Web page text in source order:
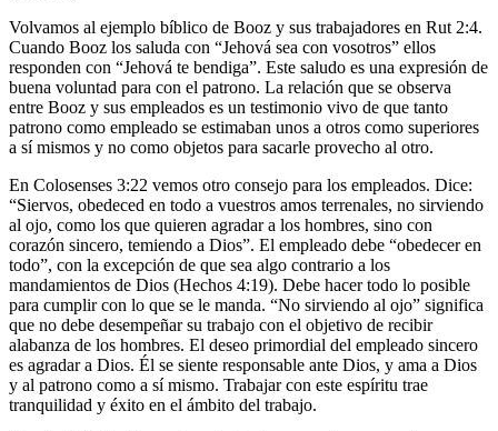
Volvamos al ejemplo bíblico de Booz y sus trabajadores en Rut 2:4.
Cuando Booz los saluda con “Jehová sea con vosotros” ellos
responden con “Jehová te bendiga”. Este saludo es una expresión de
buena voluntad para con el patrono. La relación que se observa
entre Booz y sus empleados es un testimonio vivo de que tanto
patrono como empleado se estimaban unos a otros como superiores
a sí mismos y no como objetos para sacarle provecho al otro.
En Colosenses 3:22 vemos otro consejo para los empleados. Dice:
“Siervos, obedeced en todo a vuestros amos terrenales, no sirviendo
al ojo, como los que quieren agradar a los hombres, sino con
corazón sincero, temiendo a Dios”. El empleado debe “obedecer en
todo”, con la excepción de que sea algo contrario a los
mandamientos de Dios (Hechos 4:19). Debe hacer todo lo posible
para cumplir con lo que se le manda. “No sirviendo al ojo” significa
que no debe desempeñar su trabajo con el objetivo de recibir
alabanza de los hombres. El deseo primordial del empleado sincero
es agradar a Dios. Él se siente responsable ante Dios, y ama a Dios
y al patrono como a sí mismo. Trabajar con este espíritu trae
tranquilidad y éxito en el ámbito del trabajo.